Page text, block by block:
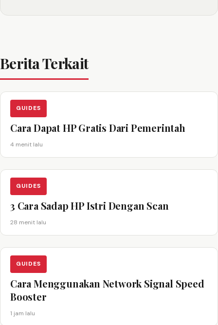
Berita Terkait
GUIDES
Cara Dapat HP Gratis Dari Pemerintah
4 menit lalu
GUIDES
3 Cara Sadap HP Istri Dengan Scan
28 menit lalu
GUIDES
Cara Menggunakan Network Signal Speed
Booster
1 jam lalu